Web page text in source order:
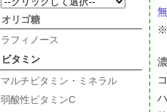
オリゴ糖
ラフィノース
ビタミン
マルチビタミン・ミネラル
弱酸性ビタミンC
※